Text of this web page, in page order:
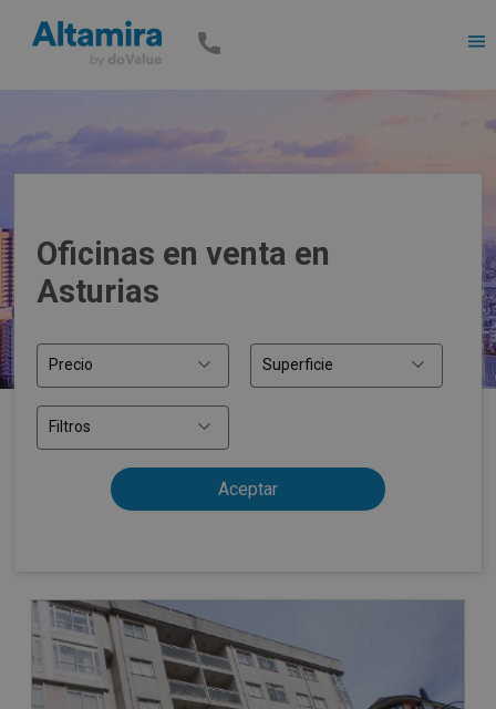
Oficinas en venta en
Asturias
Precio Superficie
Filtros